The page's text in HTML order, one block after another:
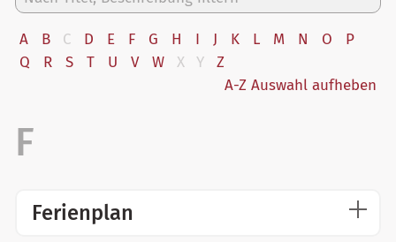
A B C D E F G H I J K L M N O
P
Q
R S T U V W X Y
Z
A-Z Auswahl aufheben
Ferienplan